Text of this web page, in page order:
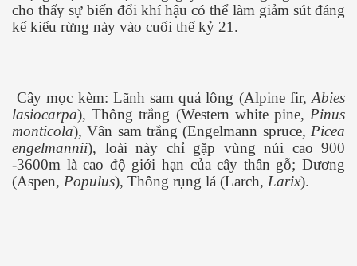
cho thấy sự biến đổi khí hậu có thể làm giảm sút đáng
kể kiểu rừng này vào cuối thế kỷ 21.
Cây mọc kèm: Lãnh sam quả lông (Alpine fir,Abies
lasiocarpa), Thông trắng (Western white pine, Pinus
monticola), Vân sam trắng (Engelmann spruce, Picea
engelmannii), loài này chỉ gặp vùng núi cao 900
-3600m là cao độ giới hạn của cây thân gỗ; Dương
(Aspen, Populus), Thông rụng lá (Larch, Larix).
mù lòa